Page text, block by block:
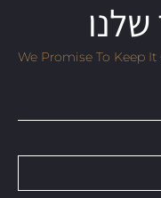
We Promise To Keep